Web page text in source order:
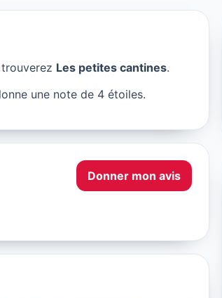
LyonLes petites cantines.
une note de 4 étoiles.
Donner mon avis